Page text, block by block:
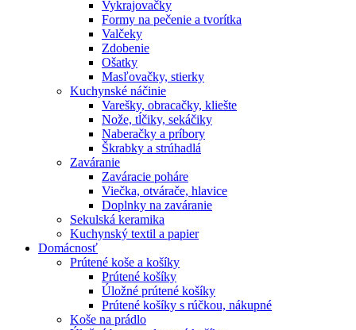
Vykrajovačky
Formy na pečenie a tvorítka
Valčeky
Zdobenie
Ošatky
Masľovačky, stierky
Kuchynské náčinie
Varešky, obracačky, kliešte
Nože, tĺčiky, sekáčiky
Naberačky a príbory
Škrabky a strúhadlá
Zaváranie
Zaváracie poháre
Viečka, otvárače, hlavice
Doplnky na zaváranie
Sekulská keramika
Kuchynský textil a papier
Domácnosť
Prútené koše a košíky
Prútené košíky
Úložné prútené košíky
Prútené košíky s rúčkou, nákupné
Koše na prádlo